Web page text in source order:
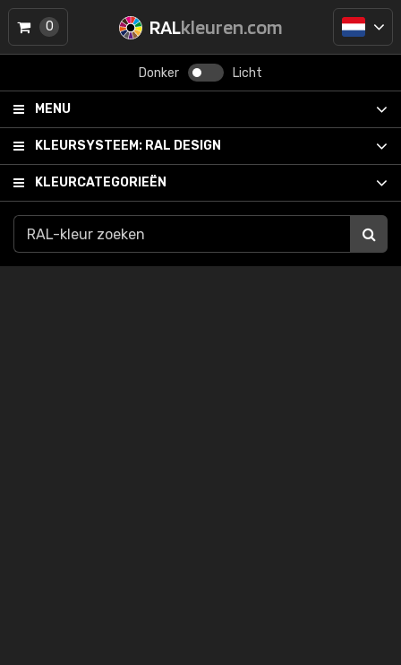
RALkleuren.com
Donker Licht
MENU
KLEURSYSTEEM: RAL DESIGN
KLEURCATEGORIEËN
0